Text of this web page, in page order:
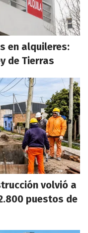
en alquileres:
de Tierras
volvió a
puestos de